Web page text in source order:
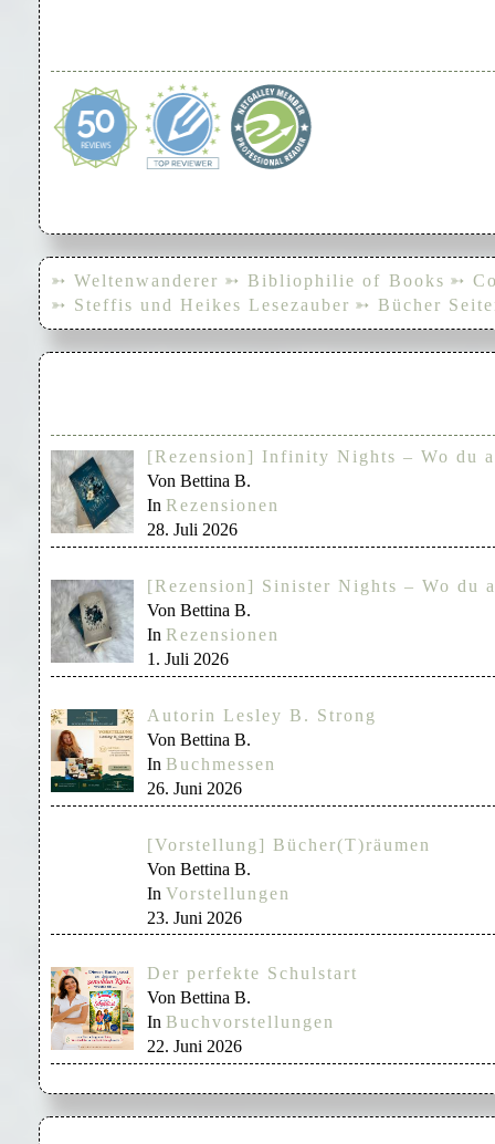
➳ Weltenwanderer ➳ Bibliophilie of Books ➳
➳ Steffis und Heikes Lesezauber ➳ Bücher
[Rezension] Infinity Nights – Wo du
Von Bettina B.
In Rezensionen
28. Juli 2026
[Rezension] Sinister Nights – Wo du
Von Bettina B.
In Rezensionen
1. Juli 2026
Autorin Lesley B. Strong
Von Bettina B.
In Buchmessen
26. Juni 2026
[Vorstellung] Bücher(T)räumen
Von Bettina B.
In Vorstellungen
23. Juni 2026
Der perfekte Schulstart
Von Bettina B.
In Buchvorstellungen
22. Juni 2026